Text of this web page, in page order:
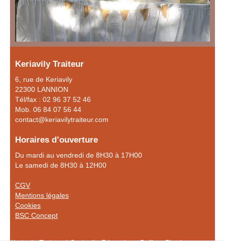
Keriavily Traiteur
6, rue de Keriavily
22300 LANNION
Tél/fax : 02 96 37 52 46
Mob. 06 84 07 56 44
contact@keriavilytraiteur.com
Horaires d’ouverture
Du mardi au vendredi de 8H30 à 17H00
Le samedi de 8H30 à 12H00
CGV
Mentions légales
Cookies
BSC Concept